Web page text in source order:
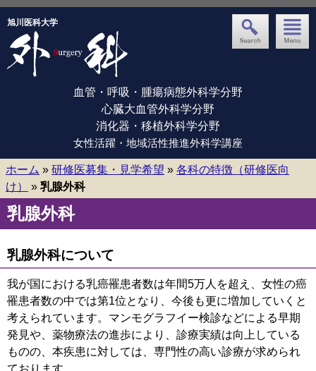
旭川医科大学
血管・呼吸・腫瘍病態外科学分野
心臓大血管外科学分野
消化器・移植外科学分野
女性活躍・地域活性推進外科学講座
ホーム » 研修医募集・見学希望 » 各科の特徴（研修医向
け）
» 乳腺外科
乳腺外科
乳腺外科について
我が国における乳癌罹患者数は年間5万人を超え、女性の癌
罹患者数の中では第1位となり、今後も更に増加していくと
考えられています。マンモグラフイー検診などによる早期
発見や、薬物療法の進歩により、診療実績は向上している
ものの、本疾患に対しては、専門性の高い診療が求められ
ております。